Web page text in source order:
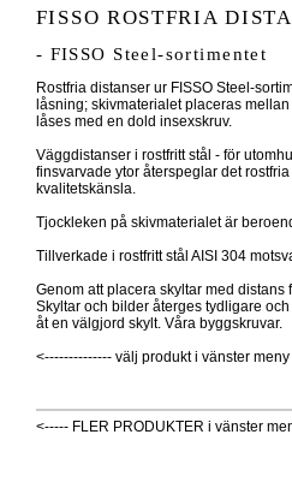
FISSO ROSTFRIA
- FISSO Steel-sortimentet
Rostfria distanser ur FISSO Steel-
låsning; skivmaterialet placeras
låses med en dold insexskruv.
Väggdistanser i rostfritt stål - för
finsvarvade ytor återspeglar det
kvalitetskänsla.
Tjockleken på skivmaterialet är
Tillverkade i rostfritt stål AISI 304
Genom att placera skyltar med
Skyltar och bilder återges tydligare
åt en välgjord skylt. Våra byggskruvar.
<-------------- välj produkt i vänster meny
<----- FLER PRODUKTER i vänster